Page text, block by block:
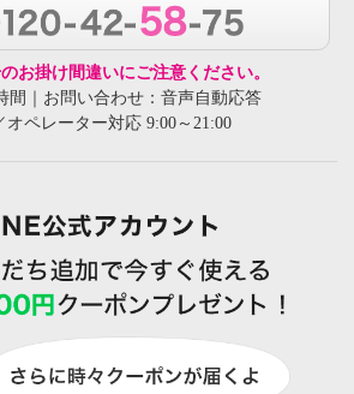
お掛け間違いにご注意ください。
間｜お問い合わせ：音声自動応答
オペレーター対応 9:00～21:00